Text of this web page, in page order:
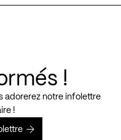
!
adorerez notre infolettre
!